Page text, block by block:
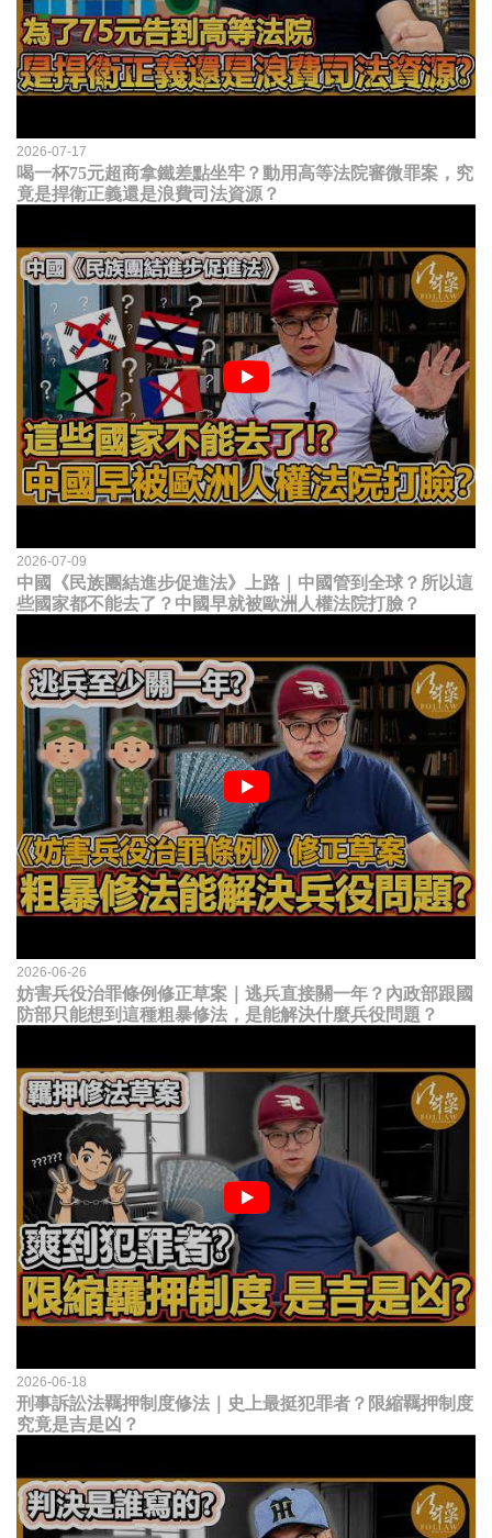
2026-07-17
喝一杯75元超商拿鐵差點坐牢？動用高等法院審微罪案，究
竟是捍衛正義還是浪費司法資源？
2026-07-09
中國《民族團結進步促進法》上路｜中國管到全球？所以這
些國家都不能去了？中國早就被歐洲人權法院打臉？
2026-06-26
妨害兵役治罪條例修正草案｜逃兵直接關一年？內政部跟國
防部只能想到這種粗暴修法，是能解決什麼兵役問題？
2026-06-18
刑事訴訟法羈押制度修法｜史上最挺犯罪者？限縮羈押制度
究竟是吉是凶？